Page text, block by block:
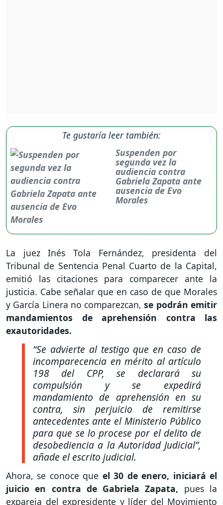
Te gustaría leer también:
Suspenden por
segunda vez la
audiencia contra
Gabriela Zapata ante
ausencia de Evo
Morales
La juez Inés Tola Fernández, presidenta del
Tribunal de Sentencia Penal Cuarto de la Capital,
emitió las citaciones para comparecer ante la
justicia. Cabe señalar que en caso de que Morales
y García Linera no comparezcan,se podrán emitir
mandamientos de aprehensión contra las
exautoridades.
“Se advierte al testigo que en caso de
incomparecencia en mérito al artículo
198 del CPP, se declarará su
compulsión y se expedirá
mandamiento de aprehensión en su
contra, sin perjuicio de remitirse
antecedentes ante el Ministerio Público
para que se lo procese por el delito de
desobediencia a la Autoridad Judicial”,
añade el escrito judicial.
Ahora, se conoce que el 30 de enero, iniciará el
juicio en contra de Gabriela Zapata, pues la
expareja del expresidente y líder del Movimiento